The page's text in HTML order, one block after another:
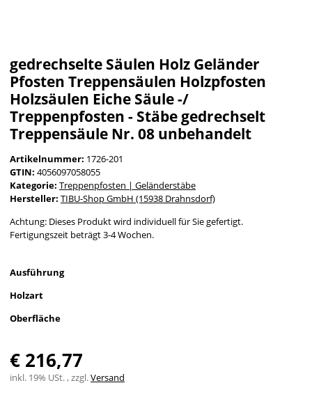
gedrechselte Säulen Holz Geländer
Pfosten Treppensäulen Holzpfosten
Holzsäulen Eiche Säule -/
Treppenpfosten - Stäbe gedrechselt
Treppensäule Nr. 08 unbehandelt
Artikelnummer: 1726-201
GTIN: 4056097058055
Kategorie: Treppenpfosten | Geländerstäbe
Hersteller: TIBU-Shop GmbH (15938 Drahnsdorf)
Achtung: Dieses Produkt wird individuell für Sie gefertigt.
Fertigungszeit beträgt 3-4 Wochen.
Ausführung
Holzart
Oberfläche
€ 216,77
inkl. 19% USt. , zzgl.Versand